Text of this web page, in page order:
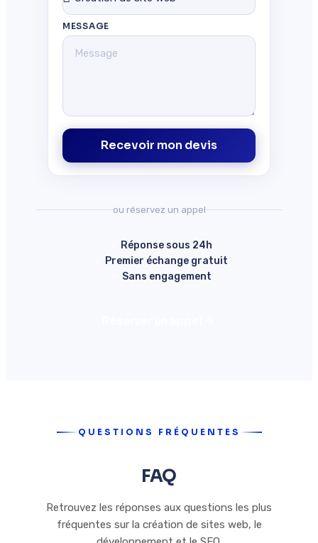
MESSAGE
Recevoir mon devis
ou réservez un appel
Réponse sous 24h
Premier échange gratuit
Sans engagement
QUESTIONS FRÉQUENTES
FAQ
Retrouvez les réponses aux questions les plus
fréquentes sur la création de sites web, le